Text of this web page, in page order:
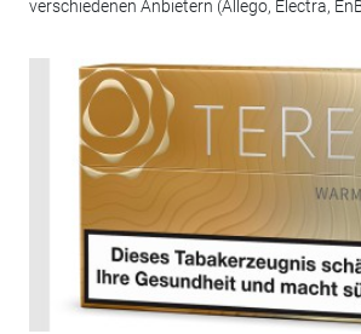
verschiedenen Anbietern (Allego, Electra,